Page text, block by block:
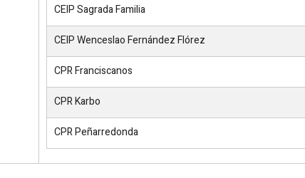
CEIP Sagrada Familia
CEIP Wenceslao Fernández Flórez
CPR Franciscanos
CPR Karbo
CPR Peñarredonda